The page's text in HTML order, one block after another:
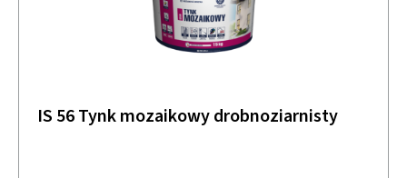
IS 56 Tynk mozaikowy drobnoziarnisty